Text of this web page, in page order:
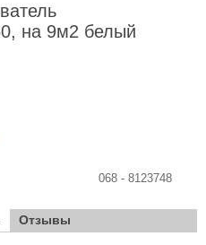
на 9м2 белый
068 - 8123748
Отзывы